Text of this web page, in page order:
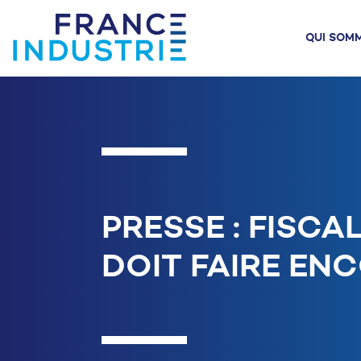
QUI
PRESSE :
DOIT FAIRE